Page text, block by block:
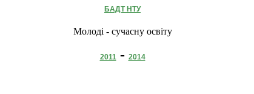
БАДТ НТУ
Молоді - сучасну освіту
2011- 2014